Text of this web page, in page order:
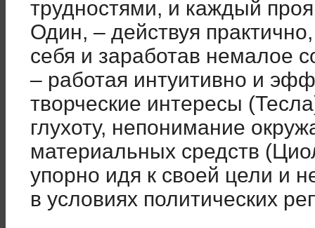
трудностями, и каждый
Один, – действуя
себя и заработав немалое
– работая интуитивно и
творческие интересы
глухоту, непонимание
материальных средств
упорно идя к своей цели и
в условиях политических